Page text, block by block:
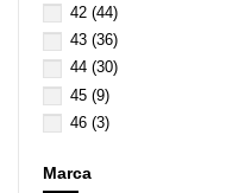
42 (44)
43 (36)
44 (30)
45 (9)
46 (3)
Marca